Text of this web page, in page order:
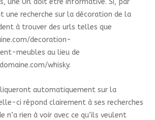
une recherche sur la décoration de la
à trouver des urls telles que
decoration-
meubles au lieu de
whisky.
automatiquement sur la
ci répond clairement à ses recherches
n’a rien à voir avec ce qu’ils veulent